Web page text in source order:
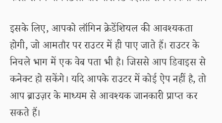
इसके लिए, आपको लॉगिन क्रेडेंशियल की आवश्यकता
होगी, जो आमतौर पर राउटर में ही पाए जाते हैं। राउटर के
निचले भाग में एक वेब पता भी है। जिससे आप डिवाइस से
कनेक्ट हो सकेंगे। यदि आपके राउटर में कोई ऐप नहीं है, तो
आप ब्राउज़र के माध्यम से आवश्यक जानकारी प्राप्त कर
सकते हैं।